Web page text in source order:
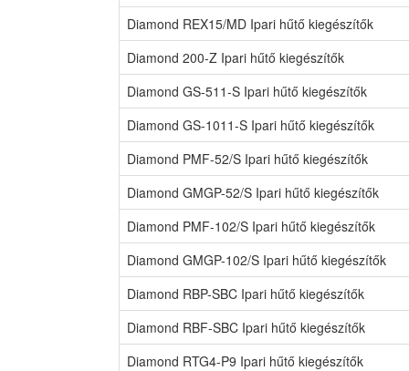
Diamond REX15/MD Ipari hűtő kiegészítők
Diamond 200-Z Ipari hűtő kiegészítők
Diamond GS-511-S Ipari hűtő kiegészítők
Diamond GS-1011-S Ipari hűtő kiegészítők
Diamond PMF-52/S Ipari hűtő kiegészítők
Diamond GMGP-52/S Ipari hűtő kiegészítők
Diamond PMF-102/S Ipari hűtő kiegészítők
Diamond GMGP-102/S Ipari hűtő kiegészítők
Diamond RBP-SBC Ipari hűtő kiegészítők
Diamond RBF-SBC Ipari hűtő kiegészítők
Diamond RTG4-P9 Ipari hűtő kiegészítők